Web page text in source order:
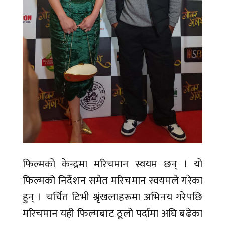
फिल्मको केन्द्रमा मरिचमान स्वयम छन् । यो
फिल्मको निर्देशन समेत मरिचमान स्वयमले गरेका
हुन् । चर्चित टिभी श्रृंखलाहरूमा अभिनय गरेपछि
मरिचमान यही फिल्मबाट ठूलो पर्दामा अघि बढेका